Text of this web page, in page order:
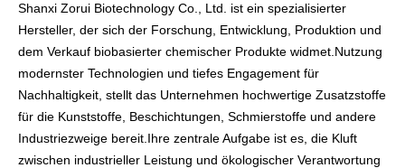
Shanxi Zorui Biotechnology Co., Ltd. ist ein spezialisierter
Hersteller, der sich der Forschung, Entwicklung, Produktion und
dem Verkauf biobasierter chemischer Produkte widmet.Nutzung
modernster Technologien und tiefes Engagement für
Nachhaltigkeit, stellt das Unternehmen hochwertige Zusatzstoffe
für die Kunststoffe, Beschichtungen, Schmierstoffe und andere
Industriezweige bereit.Ihre zentrale Aufgabe ist es, die Kluft
zwischen industrieller Leistung und ökologischer Verantwortung